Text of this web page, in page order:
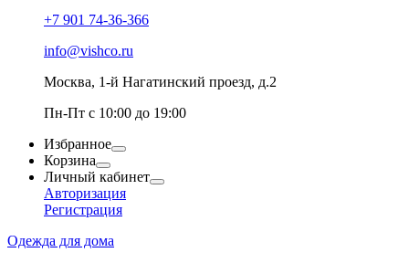
+7 901 74-36-366
info@vishco.ru
Москва, 1-й Нагатинский проезд, д.2
Пн-Пт с 10:00 до 19:00
Избранное
Корзина
Личный кабинет
Авторизация
Регистрация
Одежда для дома